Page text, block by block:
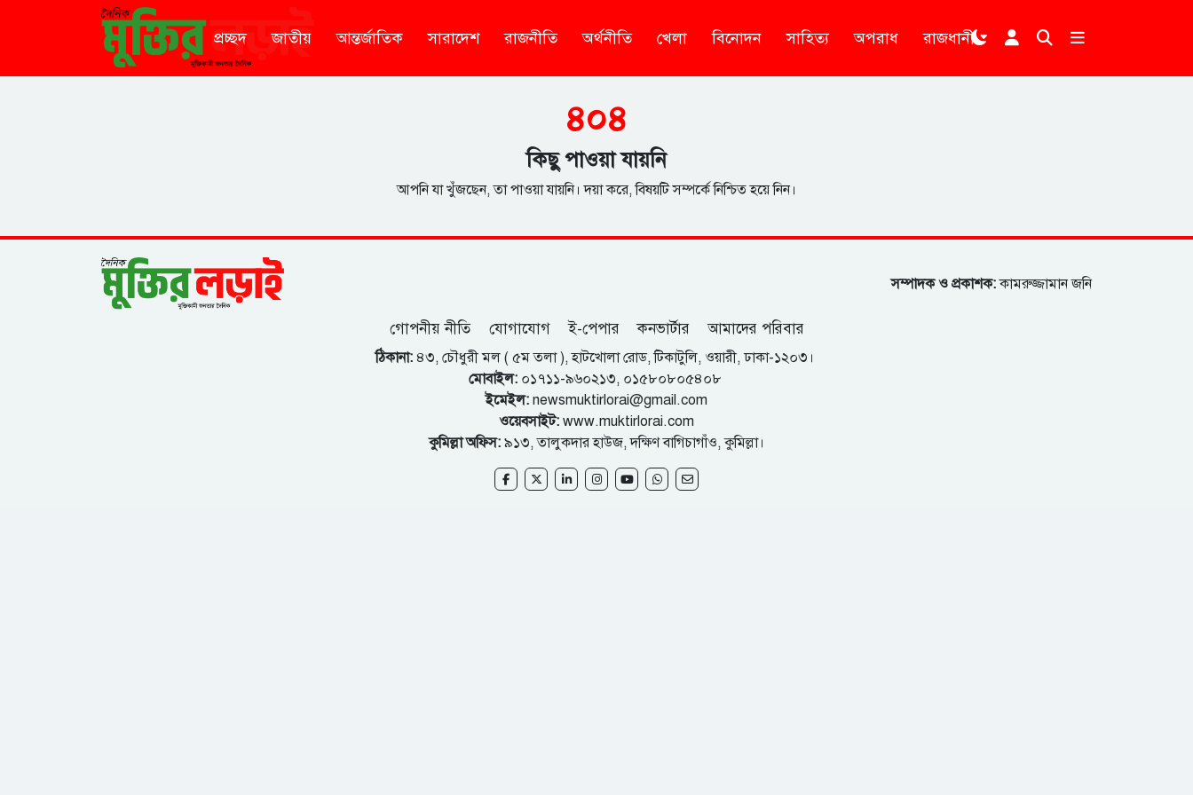
প্রচ্ছদ জাতীয় আন্তর্জাতিক সারাদেশ রাজনীতি অর্থনীতি খেলা বিনোদন সাহিত্য অপরাধ রাজধানী
৪০৪
কিছু পাওয়া যায়নি
আপনি যা খুঁজছেন, তা পাওয়া যায়নি। দয়া করে, বিষয়টি সম্পর্কে নিশ্চিত হয়ে নিন।
সম্পাদক ও প্রকাশক:কামরুজ্জামান জনি
গোপনীয় নীতি যোগাযোগ ই-পেপার কনভার্টার আমাদের পরিবার
ঠিকানা: ৪৩, চৌধুরী মল ( ৫ম তলা ), হাটখোলা রোড, টিকাটুলি, ওয়ারী, ঢাকা-১২০৩।
মোবাইল:০১৭১১-৯৬০২১৩, ০১৫৮০৮০৫৪০৮
ইমেইল: newsmuktirlorai@gmail.com
ওয়েবসাইট: www.muktirlorai.com
কুমিল্লা অফিস: ৯১৩, তালুকদার হাউজ, দক্ষিণ বাগিচাগাঁও, কুমিল্লা।